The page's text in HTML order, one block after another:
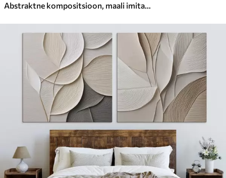
Abstraktne kompositsioon, maali imitatsioon